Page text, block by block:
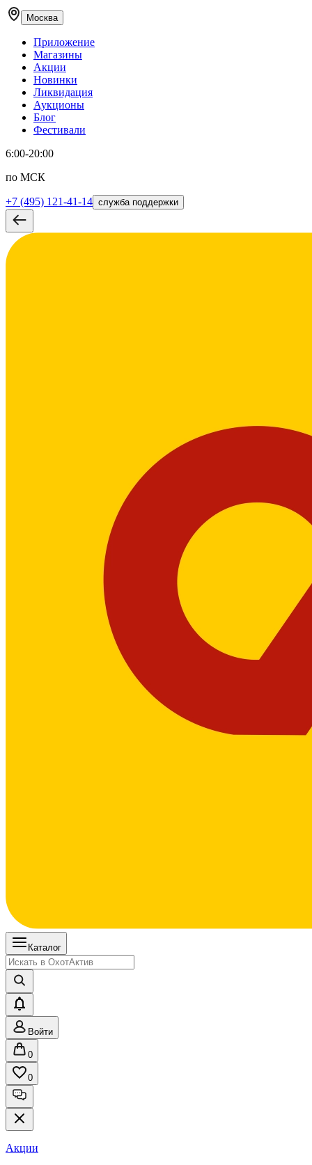
Москва
Приложение
Магазины
Акции
Новинки
Ликвидация
Аукционы
Блог
Фестивали
6:00-20:00
по МСК
+7 (495) 121-41-14 служба поддержки
Каталог
Войти
0
0
Акции